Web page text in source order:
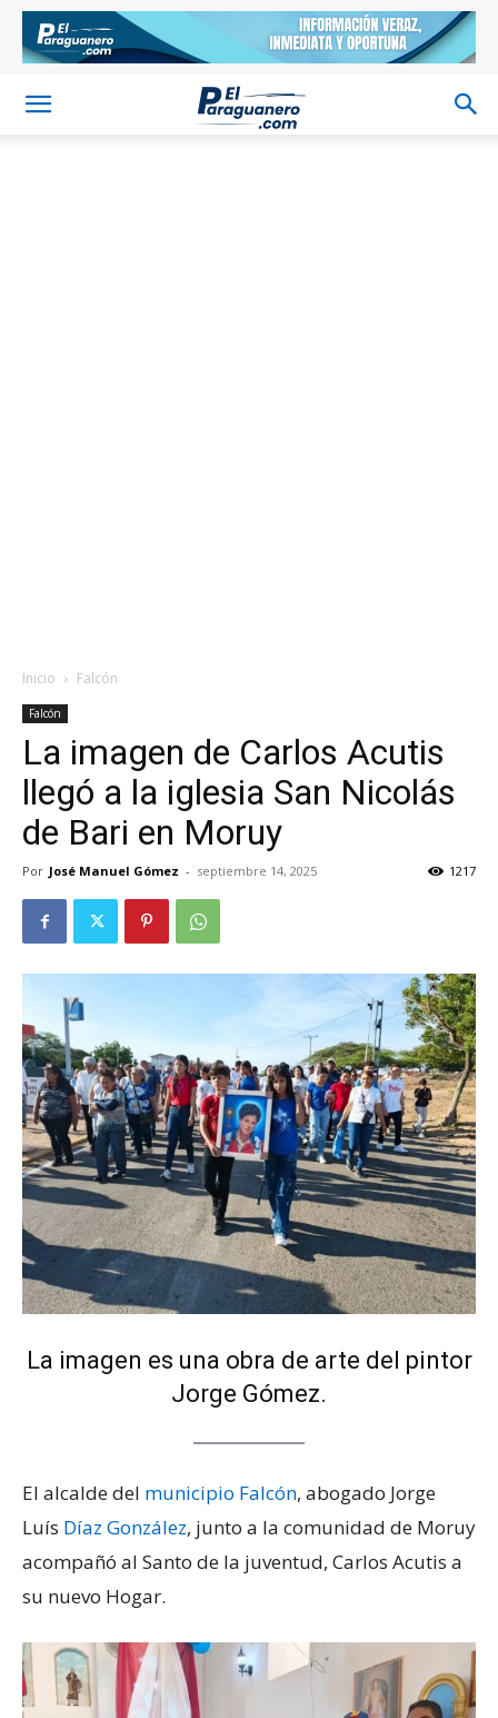
Inicio Falcón
Falcón
La imagen de Carlos Acutis
llegó a la iglesia San Nicolás
de Bari en Moruy
Por José Manuel Gómez - septiembre 14, 2025 1217
La imagen es una obra de arte del pintor
Jorge Gómez.
El alcalde del municipio Falcón, abogado Jorge
Luís Díaz González, junto a la comunidad de Moruy
acompañó al Santo de la juventud, Carlos Acutis a
su nuevo Hogar.